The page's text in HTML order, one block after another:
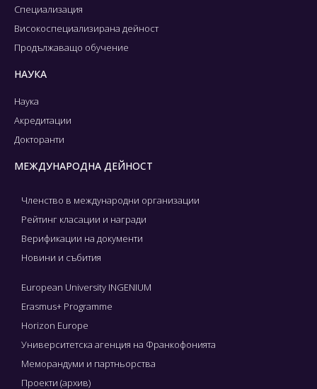
Специализация
Високоспециализирана дейност
Продължаващо обучение
НАУКА
Наука
Акредитации
Докторанти
МЕЖДУНАРОДНА ДЕЙНОСТ
Членство в международни организации
Рейтинг класации и награди
Верификации на документи
Новини и събития
European University INGENIUM
Erasmus+ Programme
Horizon Europe
Университетска агенция на Франкофонията
Меморандуми и партньорства
Проекти (архив)